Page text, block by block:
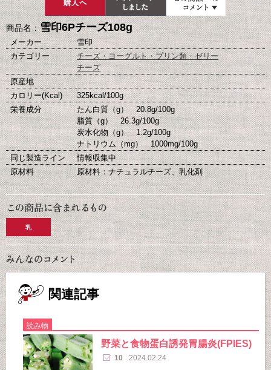
商品名：雪印6Pチーズ108g
メーカー
雪印
カテゴリー
チーズ・ヨーグルト・プリン類・ゼリー
チーズ
原産地
カロリー(Kcal)
325kcal/100g
栄養成分
たん白質（g） 20.8g/100g
脂質（g） 26.3g/100g
炭水化物（g） 1.2g/100g
ナトリウム（mg） 1000mg/100g
同じ製造ライン
情報収集中
原材料
原材料：ナチュラルチーズ、乳化剤
乳
関連記事
読み物
野菜と食物蛋白誘発胃腸炎(FPIES)
10 2024.02.24